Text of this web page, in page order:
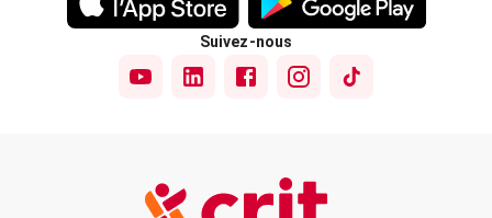
Suivez-nous